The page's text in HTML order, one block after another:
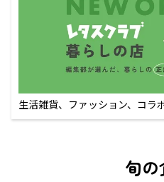
生活雑貨、ファッション、コ
えるECサイト
旬